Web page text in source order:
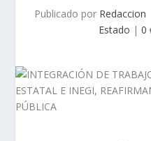
Publicado por Redaccion
Estado | 0